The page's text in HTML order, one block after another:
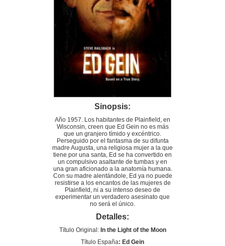
Sinopsis:
Año 1957. Los habitantes de Plainfield, en
Wisconsin, creen que Ed Gein no es más
que un granjero tímido y excéntrico.
Perseguido por el fantasma de su difunta
madre Augusta, una religiosa mujer a la que
tiene por una santa, Ed se ha convertido en
un compulsivo asaltante de tumbas y en
una gran aficionado a la anatomía humana.
Con su madre alentándole, Ed ya no puede
resistirse a los encantos de las mujeres de
Plainfield, ni a su intenso deseo de
experimentar un verdadero asesinato que
no será el único.
Detalles:
Título Original: In the Light of the Moon
Título España: Ed Gein